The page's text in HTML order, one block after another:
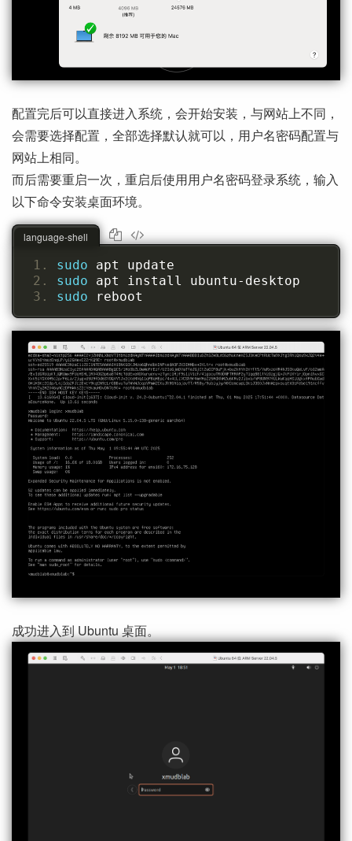
配置完后可以直接进入系统，会开始安装，与网站上不同，
会需要选择配置，全部选择默认就可以，用户名密码配置与
网站上相同。
而后需要重启一次，重启后使用用户名密码登录系统，输入
以下命令安装桌面环境。
sudo apt update
sudo apt install ubuntu-desktop
sudo
reboot
language-shell
成功进入到 Ubuntu 桌面。